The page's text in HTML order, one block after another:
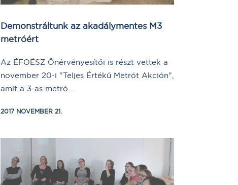
Demonstráltunk az akadálymentes M3
metróért
Az ÉFOÉSZ Önérvényesítői is részt vettek a
november 20-i "Teljes Értékű Metrót Akción",
amit a 3-as metró...
2017 NOVEMBER 21.